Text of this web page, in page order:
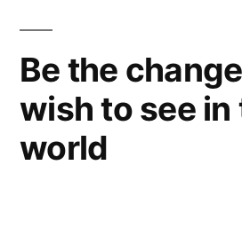
Be the
wish to see in
world